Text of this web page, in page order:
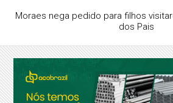
Moraes nega pedido para filhos
dos Pais